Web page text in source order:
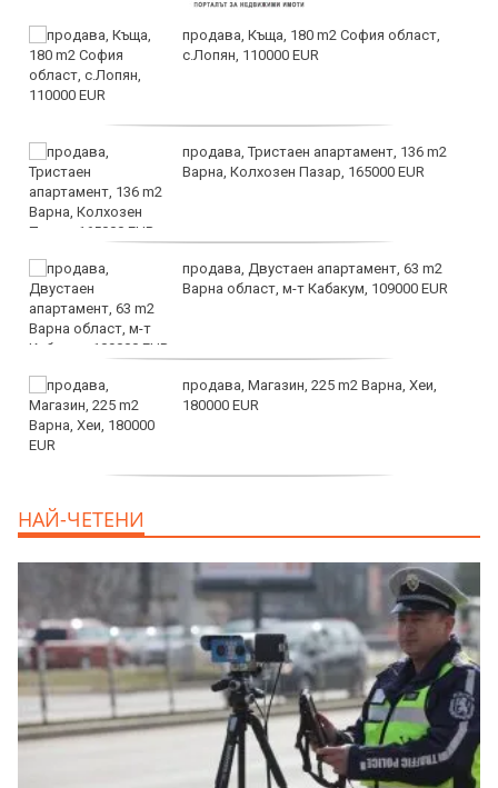
продава, Къща, 180 m2 София област,
с.Лопян, 110000 EUR
продава, Тристаен апартамент, 136 m2
Варна, Колхозен Пазар, 165000 EUR
продава, Двустаен апартамент, 63 m2
Варна област, м-т Кабакум, 109000 EUR
продава, Магазин, 225 m2 Варна, Хеи,
180000 EUR
НАЙ-ЧЕТЕНИ